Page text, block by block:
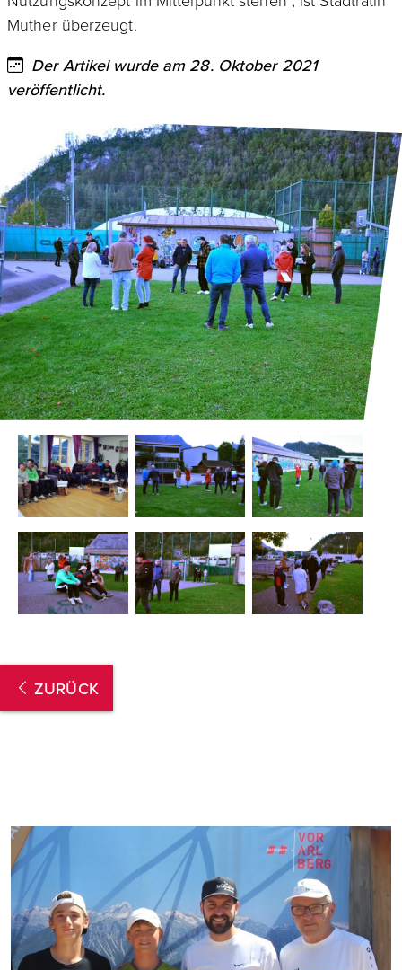
Muther überzeugt.
Der Artikel wurde am 28. Oktober 2021
veröffentlicht.
ZURÜCK